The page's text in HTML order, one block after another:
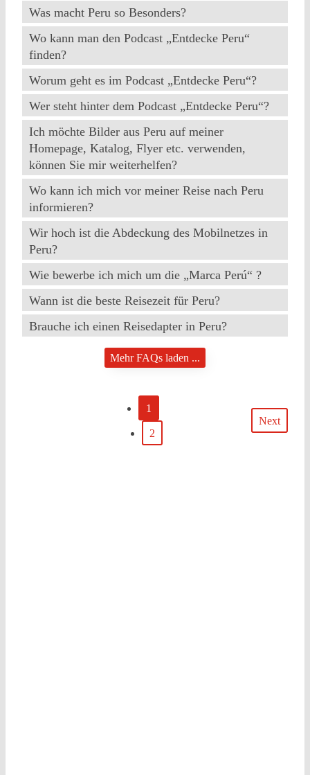
Was macht Peru so Besonders?
Wo kann man den Podcast „Entdecke Peru“
finden?
Worum geht es im Podcast „Entdecke Peru“?
Wer steht hinter dem Podcast „Entdecke Peru“?
Ich möchte Bilder aus Peru auf meiner
Homepage, Katalog, Flyer etc. verwenden,
können Sie mir weiterhelfen?
Wo kann ich mich vor meiner Reise nach Peru
informieren?
Wir hoch ist die Abdeckung des Mobilnetzes in
Peru?
Wie bewerbe ich mich um die „Marca Perú“ ?
Wann ist die beste Reisezeit für Peru?
Brauche ich einen Reisedapter in Peru?
Mehr FAQs laden ...
1
2
Next